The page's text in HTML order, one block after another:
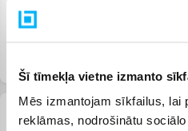
Šī tīmekļa vietne izmanto
Mēs izmantojam sīkfailus, lai
reklāmas, nodrošinātu